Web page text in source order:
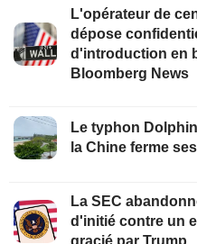
L'opérateur de
dépose
d'introduction en
Bloomberg News
Le typhon
la Chine ferme
La SEC
d'initié contre un
gracié par Trump